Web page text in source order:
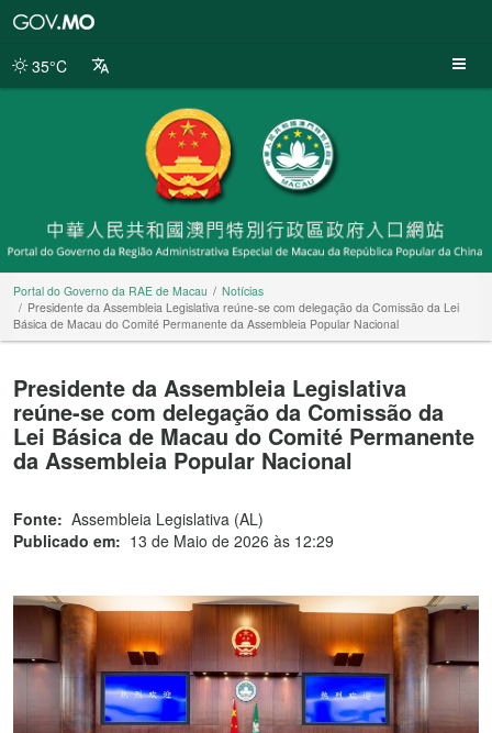
da
35°C
Portal do Governo da RAE de Macau
Notícias
Presidente da Assembleia Legislativa reúne-se com delegação da Comissão da Lei
Básica de Macau do Comité Permanente da Assembleia Popular Nacional
Presidente da Assembleia Legislativa
reúne-se com delegação da Comissão da
Lei Básica de Macau do Comité Permanente
da Assembleia Popular Nacional
Fonte: Assembleia Legislativa (AL)
Publicado em: 13 de Maio de 2026 às 12:29